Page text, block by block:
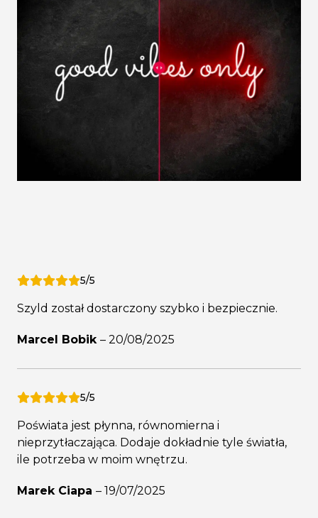
5/5
Szyld został dostarczony szybko i bezpiecznie.
Marcel Bobik – 20/08/2025
5/5
Poświata jest płynna, równomierna i
nieprzytłaczająca. Dodaje dokładnie tyle światła,
ile potrzeba w moim wnętrzu.
Marek Ciapa – 19/07/2025